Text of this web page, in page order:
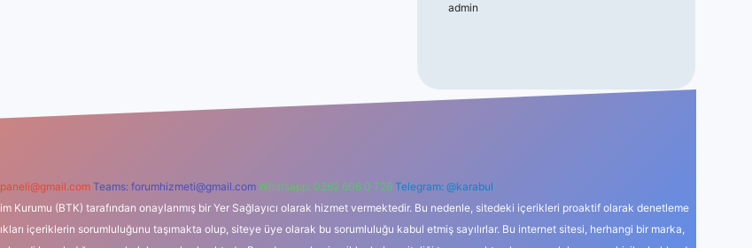
admin
Teams: forumhizmeti@gmail.com Whatsapp: 0262 606 0 726 Telegram: @karabul
Kurumu (BTK) tarafından onaylanmış bir Yer Sağlayıcı olarak hizmet vermektedir. Bu nedenle, sitedeki içerikleri proaktif olarak denetleme
içeriklerin sorumluluğunu taşımakta olup, siteye üye olarak bu sorumluluğu kabul etmiş sayılırlar. Bu internet sitesi, herhangi bir marka,